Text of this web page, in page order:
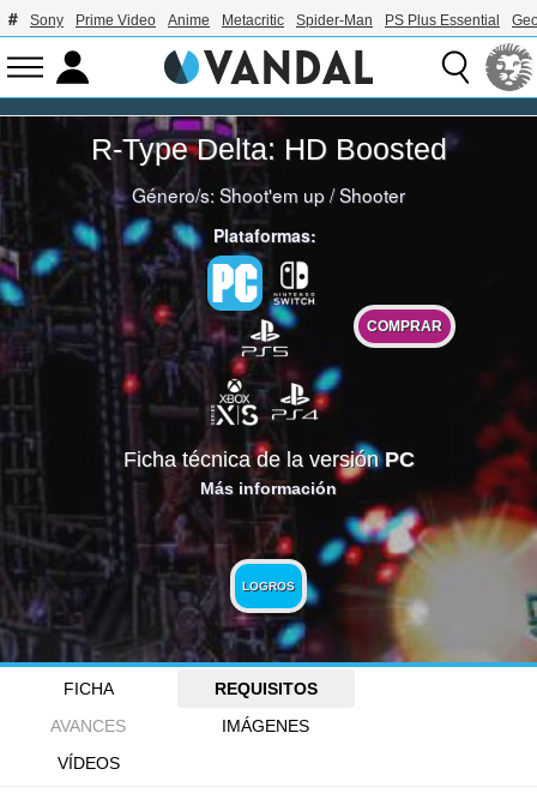
Sony Prime Video Anime Metacritic Spider-Man PS Plus Essential
R-Type Delta: HD Boosted
Género/s:Shoot'em up/Shooter
Plataformas:
COMPRAR
Ficha técnica de la versiónPC
Más información
LOGROS
FICHA
REQUISITOS
AVANCES
IMÁGENES
VÍDEOS